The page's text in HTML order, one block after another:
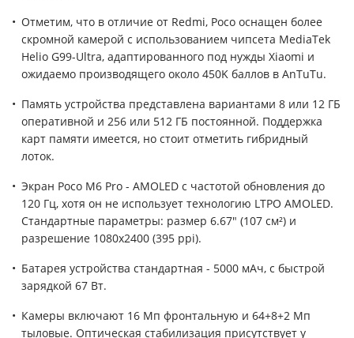
Отметим, что в отличие от Redmi, Poco оснащен более
скромной камерой с использованием чипсета MediaTek
Helio G99-Ultra, адаптированного под нужды Xiaomi и
ожидаемо производящего около 450K баллов в AnTuTu.
Память устройства представлена вариантами 8 или 12 ГБ
оперативной и 256 или 512 ГБ постоянной. Поддержка
карт памяти имеется, но стоит отметить гибридный
лоток.
Экран Poco M6 Pro - AMOLED с частотой обновления до
120 Гц, хотя он не использует технологию LTPO AMOLED.
Стандартные параметры: размер 6.67" (107 см²) и
разрешение 1080x2400 (395 ppi).
Батарея устройства стандартная - 5000 мАч, с быстрой
зарядкой 67 Вт.
Камеры включают 16 Мп фронтальную и 64+8+2 Мп
тыловые. Оптическая стабилизация присутствует у